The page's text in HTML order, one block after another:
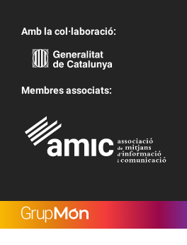
Amb la col·laboració:
Membres associats: